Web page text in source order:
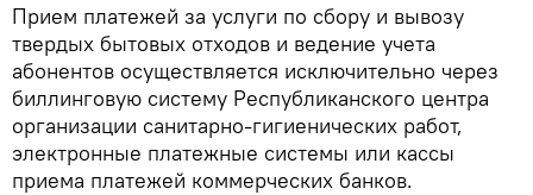
Прием платежей за услуги по сбору и вывозу
твердых бытовых отходов и ведение учета
абонентов осуществляется исключительно через
биллинговую систему Республиканского центра
организации санитарно-гигиенических работ,
электронные платежные системы или кассы
приема платежей коммерческих банков.